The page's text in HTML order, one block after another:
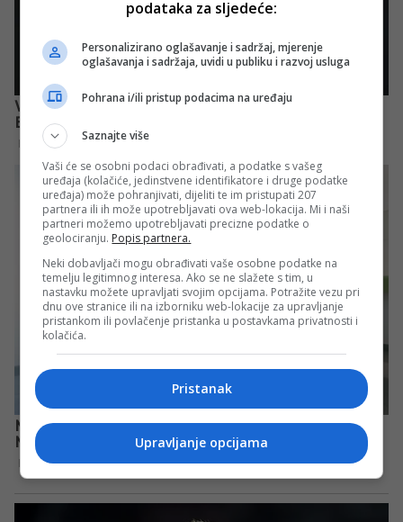
podataka za sljedeće:
Personalizirano oglašavanje i sadržaj, mjerenje
oglašavanja i sadržaja, uvidi u publiku i razvoj usluga
Pohrana i/ili pristup podacima na uređaju
Saznajte više
Vaši će se osobni podaci obrađivati, a podatke s vašeg
uređaja (kolačiće, jedinstvene identifikatore i druge podatke
uređaja) može pohranjivati, dijeliti te im pristupati 207
partnera ili ih može upotrebljavati ova web-lokacija. Mi i naši
partneri možemo upotrebljavati precizne podatke o
geolociranju. Popis partnera.
Neki dobavljači mogu obrađivati vaše osobne podatke na
temelju legitimnog interesa. Ako se ne slažete s tim, u
nastavku možete upravljati svojim opcijama. Potražite vezu pri
dnu ove stranice ili na izborniku web-lokacije za upravljanje
pristankom ili povlačenje pristanka u postavkama privatnosti i
kolačića.
Pristanak
Upravljanje opcijama